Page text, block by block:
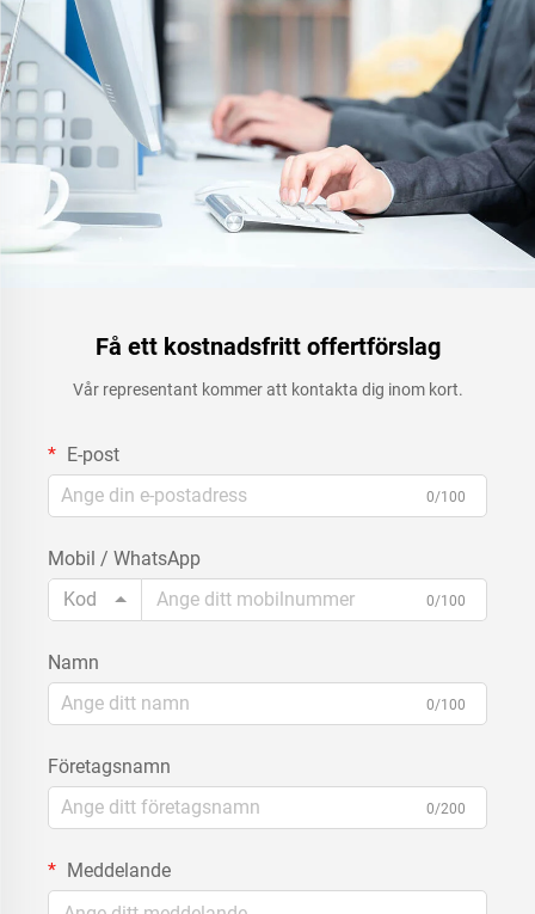
Få ett kostnadsfritt offertförslag
Vår representant kommer att kontakta dig inom kort.
E-post
0/100
Mobil / WhatsApp
Kod
0/100
Namn
0/100
Företagsnamn
0/200
Meddelande